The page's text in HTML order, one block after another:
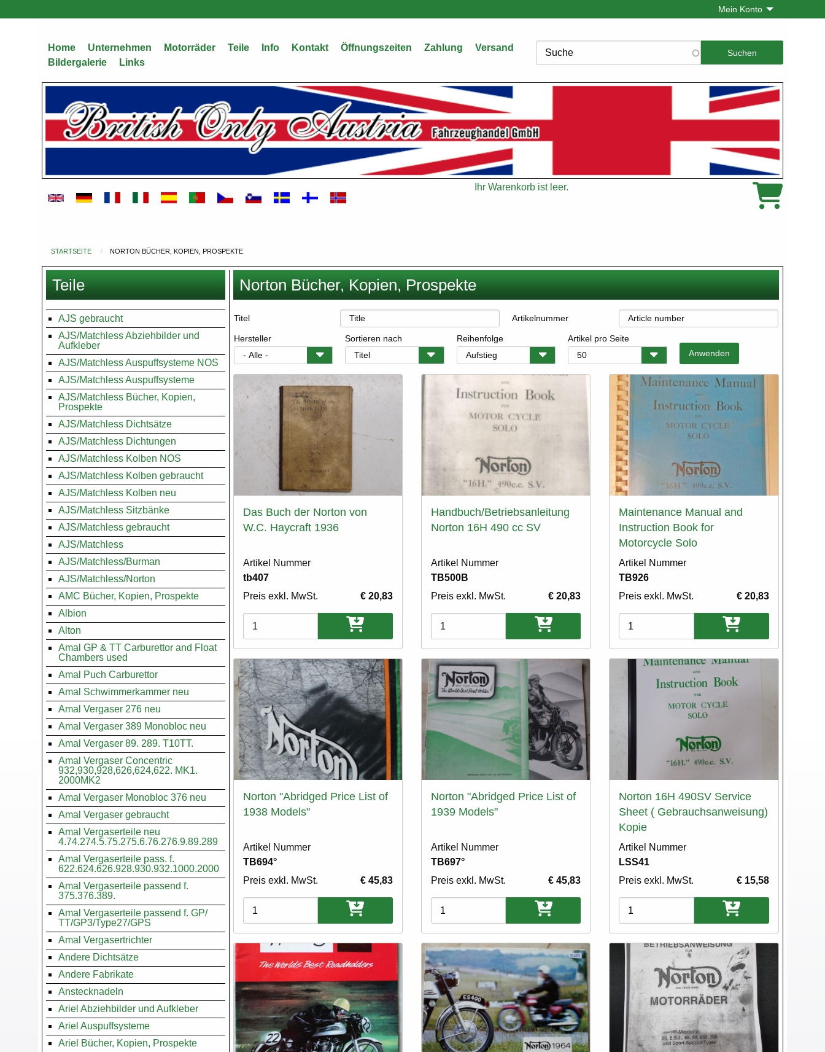
zum
Mein Konto
Home Unternehmen Motorräder Teile Info Kontakt Öffnungszeiten Zahlung
Versand
Bildergalerie
Links
Suche
Warenkorb
Ihr Warenkorb ist leer.
Du
bist
hier
STARTSEITE NORTON BÜCHER, KOPIEN, PROSPEKTE
Norton Bücher, Kopien, Prospekte
Titel Artikelnummer
Hersteller Sortieren nach Reihenfolge Artikel pro Seite
Das Buch der Norton von
W.C. Haycraft 1936
Artikel Nummer
tb407
Preis exkl. MwSt.
€ 20,83
Varianten
Handbuch/Betriebsanleitung
Norton 16H 490 cc SV
Artikel Nummer
TB500B
Preis exkl. MwSt.
€ 20,83
Varianten
Maintenance Manual and
Instruction Book for
Motorcycle Solo
Artikel Nummer
TB926
Preis exkl. MwSt.
€ 20,83
Varianten
Norton "Abridged Price List of
1938 Models"
Artikel Nummer
TB694°
Preis exkl. MwSt.
€ 45,83
Varianten
Norton "Abridged Price List of
1939 Models"
Artikel Nummer
TB697°
Preis exkl. MwSt.
€ 45,83
Varianten
Norton 16H 490SV Service
Sheet ( Gebrauchsanweisung)
Kopie
Artikel Nummer
LSS41
Preis exkl. MwSt.
€ 15,58
Varianten
Teile
AJS gebraucht
AJS/Matchless Abziehbilder und
Aufkleber
AJS/Matchless Auspuffsysteme NOS
AJS/Matchless Auspuffsysteme
AJS/Matchless Bücher, Kopien,
Prospekte
AJS/Matchless Dichtsätze
AJS/Matchless Dichtungen
AJS/Matchless Kolben NOS
AJS/Matchless Kolben gebraucht
AJS/Matchless Kolben neu
AJS/Matchless Sitzbänke
AJS/Matchless gebraucht
AJS/Matchless
AJS/Matchless/Burman
AJS/Matchless/Norton
AMC Bücher, Kopien, Prospekte
Albion
Alton
Amal GP & TT Carburettor and Float
Chambers used
Amal Puch Carburettor
Amal Schwimmerkammer neu
Amal Vergaser 276 neu
Amal Vergaser 389 Monobloc neu
Amal Vergaser 89. 289. T10TT.
Amal Vergaser Concentric
932,930,928,626,624,622. MK1.
2000MK2
Amal Vergaser Monobloc 376 neu
Amal Vergaser gebraucht
Amal Vergaserteile neu
4.74.274.5.75.275.6.76.276.9.89.289
Amal Vergaserteile pass. f.
622.624.626.928.930.932.1000.2000
Amal Vergaserteile passend f.
375.376.389.
Amal Vergaserteile passend f. GP/
TT/GP3/Type27/GPS
Amal Vergasertrichter
Andere Dichtsätze
Andere Fabrikate
Anstecknadeln
Ariel Abziehbilder und Aufkleber
Ariel Auspuffsysteme
Ariel Bücher, Kopien, Prospekte